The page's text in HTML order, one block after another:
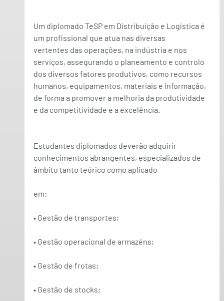
Um diplomado TeSP em Distribuição e Logística é
um profissional que atua nas diversas
vertentes das operações, na indústria e nos
serviços, assegurando o planeamento e controlo
dos diversos fatores produtivos, como recursos
humanos, equipamentos, materiais e informação,
de forma a promover a melhoria da produtividade
e da competitividade e a excelência.
Estudantes diplomados deverão adquirir
conhecimentos abrangentes, especializados de
âmbito tanto teórico como aplicado
em:
• Gestão de transportes;
• Gestão operacional de armazéns;
• Gestão de frotas;
• Gestão de stocks;